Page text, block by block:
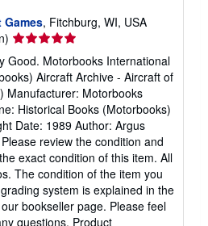
n
d
k
s
t
e
n
, Fitchburg, WI, USA
Verkäuferbewertung
5
von
5
Sternen
Good. Motorbooks International
Aircraft Archive - Aircraft of
Manufacturer: Motorbooks
Historical Books (Motorbooks)
Date: 1989 Author: Argus
review the condition and
exact condition of this item. All
The condition of the item you
system is explained in the
bookseller page. Please feel
questions. Product